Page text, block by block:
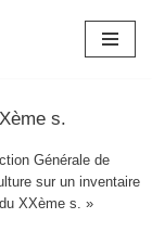
s.
Générale de
sur un inventaire
XXème s. »